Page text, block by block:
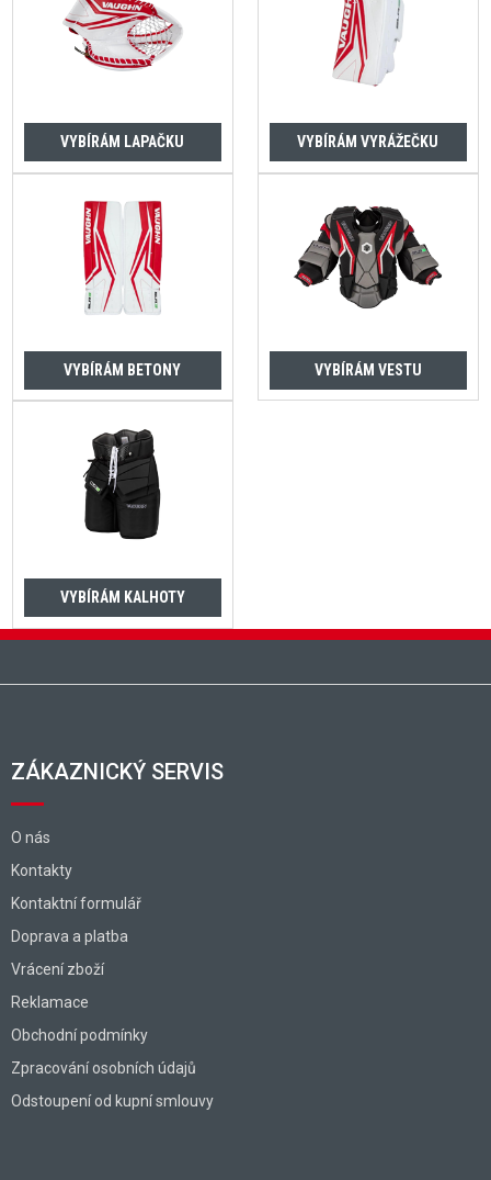
VYBÍRÁM LAPAČKU VYBÍRÁM VYRÁŽEČKU
VYBÍRÁM BETONY VYBÍRÁM VESTU
VYBÍRÁM KALHOTY
ZÁKAZNICKÝ SERVIS
O nás
Kontakty
Kontaktní formulář
Doprava a platba
Vrácení zboží
Reklamace
Obchodní podmínky
Zpracování osobních údajů
Odstoupení od kupní smlouvy